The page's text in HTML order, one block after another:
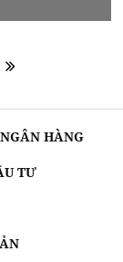
HÀNG
TƯ